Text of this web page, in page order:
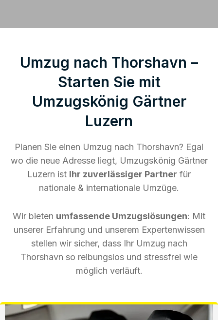
Umzug nach Thorshavn –
Starten Sie mit
Umzugskönig Gärtner
Luzern
Planen Sie einen Umzug nach Thorshavn? Egal
wo die neue Adresse liegt, Umzugskönig Gärtner
Luzern ist Ihr zuverlässiger Partner für
nationale & internationale Umzüge.
Wir bieten umfassende Umzugslösungen: Mit
unserer Erfahrung und unserem Expertenwissen
stellen wir sicher, dass Ihr Umzug nach
Thorshavn so reibungslos und stressfrei wie
möglich verläuft.